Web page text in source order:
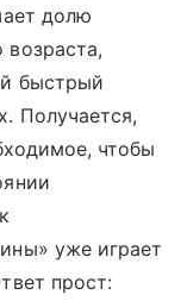
долю
быстрый
Получается,
чтобы
уже играет
прост: